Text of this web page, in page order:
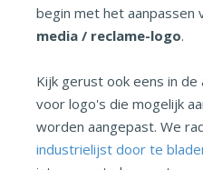
begin met het aanpassen
media / reclame-logo.
Kijk gerust ook eens in
voor logo's die mogelijk
worden aangepast. We
industrielijst door te